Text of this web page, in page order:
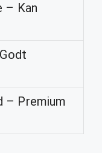
– Kan
– Premium